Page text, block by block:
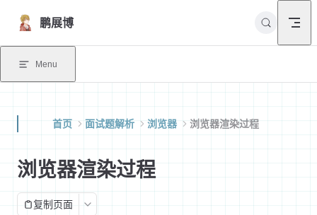
Skip to content
鹏展博
Menu
首页 面试题解析 浏览器 浏览器渲染过程
浏览器渲染过程
复制页面